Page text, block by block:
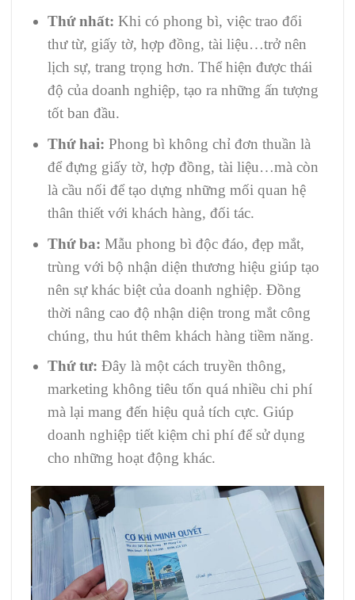
Thứ nhất: Khi có phong bì, việc trao đổi
thư từ, giấy tờ, hợp đồng, tài liệu…trở nên
lịch sự, trang trọng hơn. Thể hiện được thái
độ của doanh nghiệp, tạo ra những ấn tượng
tốt ban đầu.
Thứ hai: Phong bì không chỉ đơn thuần là
để đựng giấy tờ, hợp đồng, tài liệu…mà còn
là cầu nối để tạo dựng những mối quan hệ
thân thiết với khách hàng, đối tác.
Thứ ba: Mẫu phong bì độc đáo, đẹp mắt,
trùng với bộ nhận diện thương hiệu giúp tạo
nên sự khác biệt của doanh nghiệp. Đồng
thời nâng cao độ nhận diện trong mắt công
chúng, thu hút thêm khách hàng tiềm năng.
Thứ tư: Đây là một cách truyền thông,
marketing không tiêu tốn quá nhiều chi phí
mà lại mang đến hiệu quả tích cực. Giúp
doanh nghiệp tiết kiệm chi phí để sử dụng
cho những hoạt động khác.